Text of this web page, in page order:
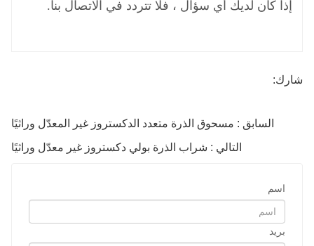
إذا كان لديك أي سؤال ، فلا تتردد في الاتصال بنا.
شارك:
السابق : مسحوق الذرة متعدد الدكستروز غير المعدّل وراثيًا
التالي : شراب الذرة بولي دكستروز غير معدّل وراثيًا
اسم
بريد